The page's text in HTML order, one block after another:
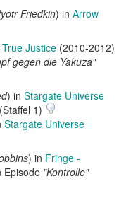
Friedkin) in Arrow
True Justice (2010-2012)
gegen die Yakuza"
) in Stargate Universe
1)
Stargate Universe
) in Fringe -
Episode "Kontrolle"